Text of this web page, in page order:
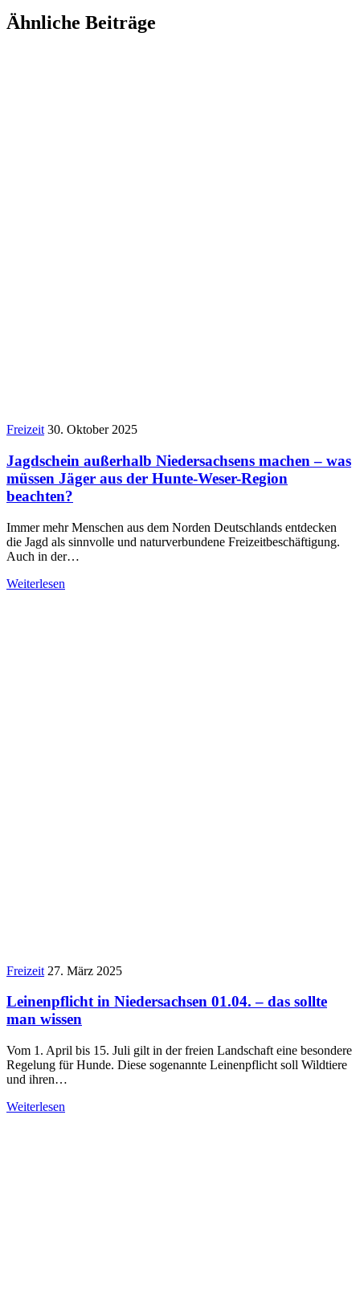
Ähnliche Beiträge
Freizeit 30. Oktober 2025
Jagdschein außerhalb Niedersachsens machen – was
müssen Jäger aus der Hunte-Weser-Region
beachten?
Immer mehr Menschen aus dem Norden Deutschlands entdecken
die Jagd als sinnvolle und naturverbundene Freizeitbeschäftigung.
Auch in der…
Weiterlesen
Freizeit 27. März 2025
Leinenpflicht in Niedersachsen 01.04. – das sollte
man wissen
Vom 1. April bis 15. Juli gilt in der freien Landschaft eine besondere
Regelung für Hunde. Diese sogenannte Leinenpflicht soll Wildtiere
und ihren…
Weiterlesen